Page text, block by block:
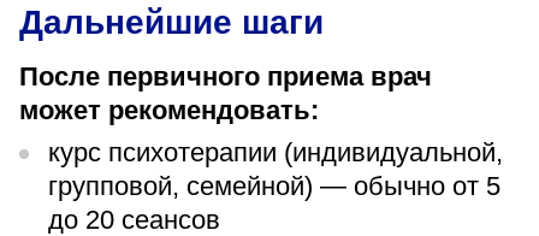
Дальнейшие шаги
После первичного приема врач
может рекомендовать:
курс психотерапии (индивидуальной,
групповой, семейной) — обычно от 5
до 20 сеансов